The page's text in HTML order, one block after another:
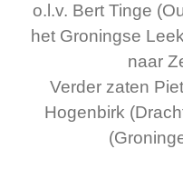
o.l.v. Bert Tinge
het Groningse
naar
Verder zaten
Hogenbirk